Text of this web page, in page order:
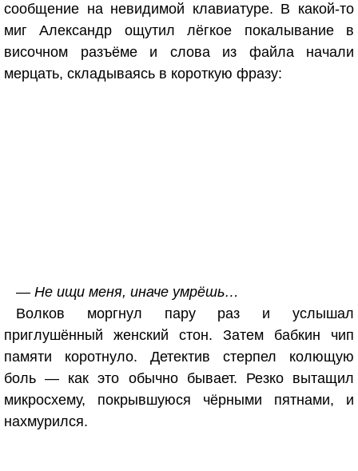
сообщение на невидимой клавиатуре. В какой-то
миг Александр ощутил лёгкое покалывание в
височном разъёме и слова из файла начали
мерцать, складываясь в короткую фразу:
— Не ищи меня, иначе умрёшь…
Волков моргнул пару раз и услышал
приглушённый женский стон. Затем бабкин чип
памяти коротнуло. Детектив стерпел колющую
боль — как это обычно бывает. Резко вытащил
микросхему, покрывшуюся чёрными пятнами, и
нахмурился.